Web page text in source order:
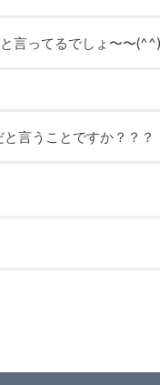
言ってるでしょ〜〜(^^)
言うことですか？？？